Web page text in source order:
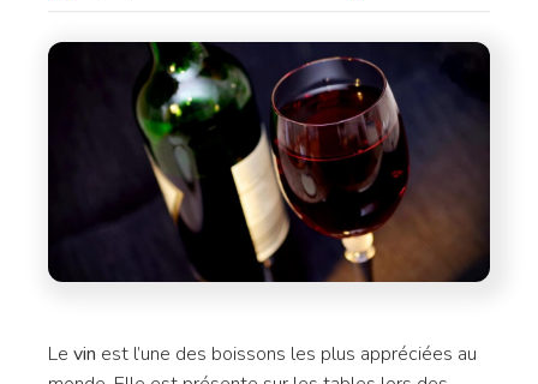
Le vin est l’une des boissons les plus appréciées au